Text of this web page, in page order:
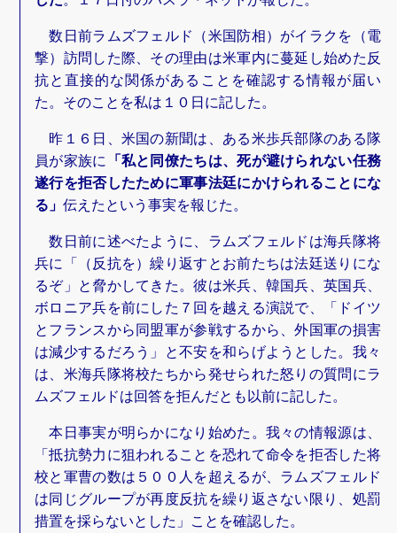
数日前ラムズフェルド（米国防相）がイラクを（電
撃）訪問した際、その理由は米軍内に蔓延し始めた反
抗と直接的な関係があることを確認する情報が届い
た。そのことを私は１０日に記した。
昨１６日、米国の新聞は、ある米歩兵部隊のある隊
員が家族に
「私と同僚たちは、死が避けられない任務
遂行を拒否したために軍事法廷にかけられることにな
る」 伝えたという事実を報じた。
数日前に述べたように、ラムズフェルドは海兵隊将
兵に「（反抗を）繰り返すとお前たちは法廷送りにな
るぞ」と脅かしてきた。彼は米兵、韓国兵、英国兵、
ボロニア兵を前にした７回を越える演説で、「ドイツ
とフランスから同盟軍が参戦するから、外国軍の損害
は減少するだろう」と不安を和らげようとした。我々
は、米海兵隊将校たちから発せられた怒りの質問にラ
ムズフェルドは回答を拒んだとも以前に記した。
本日事実が明らかになり始めた。我々の情報源は、
「抵抗勢力に狙われることを恐れて命令を拒否した将
校と軍曹の数は５００人を超えるが、ラムズフェルド
は同じグループが再度反抗を繰り返さない限り、処罰
措置を採らないとした」ことを確認した。